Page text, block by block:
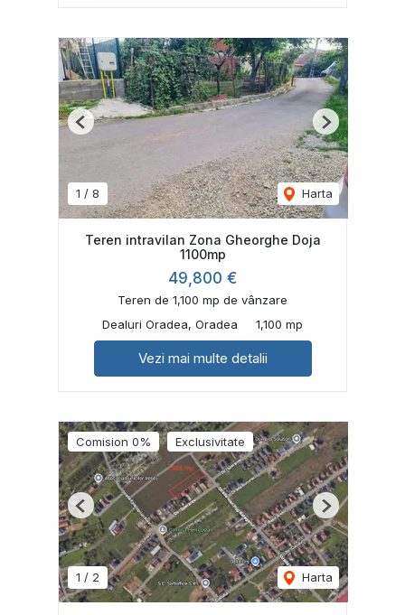
1 / 8 Harta
Previous Next
Teren intravilan Zona Gheorghe Doja
1100mp
49,800 €
Teren de 1,100 mp de vânzare
Dealuri Oradea, Oradea
1,100 mp
Vezi mai multe detalii
Comision 0% Exclusivitate
1 / 2 Harta
Previous Next